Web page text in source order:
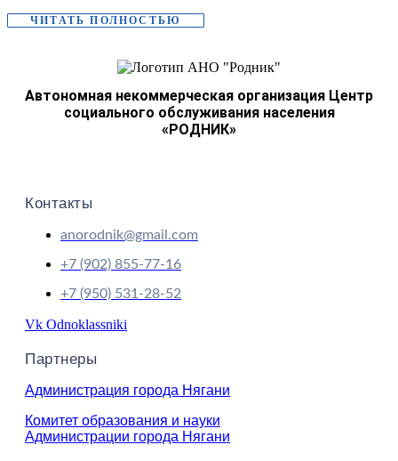
ЧИТАТЬ ПОЛНОСТЬЮ
Автономная некоммерческая организация Центр
социального обслуживания населения
«РОДНИК»
Контакты
anorodnik@gmail.com
+7 (902) 855-77-16
+7 (950) 531-28-52
Vk Odnoklassniki
Партнеры
Администрация города Нягани
Комитет образования и науки
Администрации города Нягани